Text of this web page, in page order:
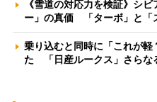
《雪道の対応力を検証》シ
ー」の真価 「ターボ」と「
乗り込むと同時に「これが
た 「日産ルークス」さらな